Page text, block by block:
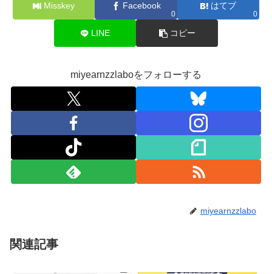
Misskey Facebook
0
はてブ
0
LINE コピー
miyearnzzlaboをフォローする
miyearnzzlabo
関連記事